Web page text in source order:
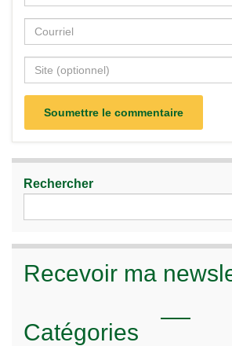
Rechercher
Recevoir ma
Catégories